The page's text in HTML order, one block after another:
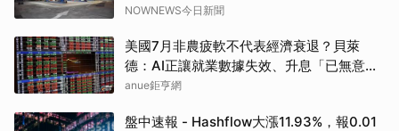
NOWNEWS今日新聞
美國7月非農疲軟不代表經濟衰退？貝萊
德：AI正讓就業數據失效、升息「已無意
義」
anue鉅亨網
盤中速報 - Hashflow大漲11.93%，報0.01